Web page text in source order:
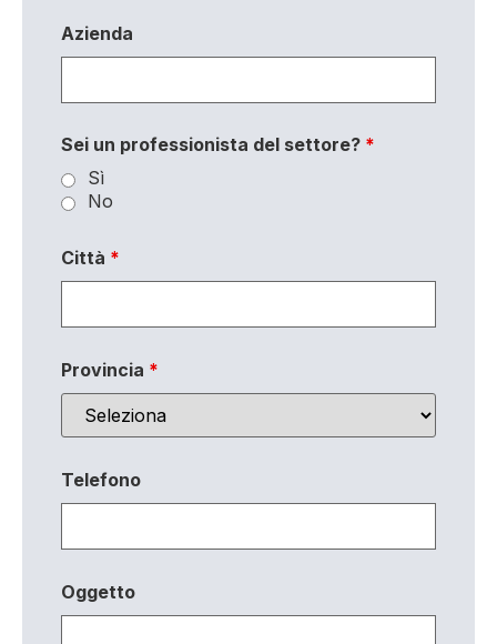
Azienda
Sei un professionista del settore? *
Sì
No
Città *
Provincia *
Telefono
Oggetto